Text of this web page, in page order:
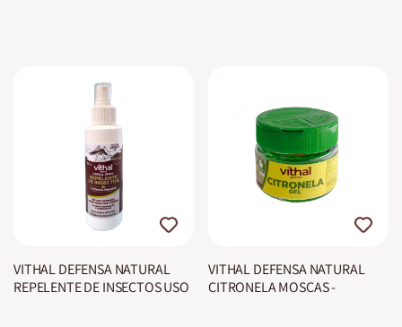
VITHAL DEFENSA NATURAL
REPELENTE DE INSECTOS USO
VITHAL DEFENSA NATURAL
CITRONELA MOSCAS -